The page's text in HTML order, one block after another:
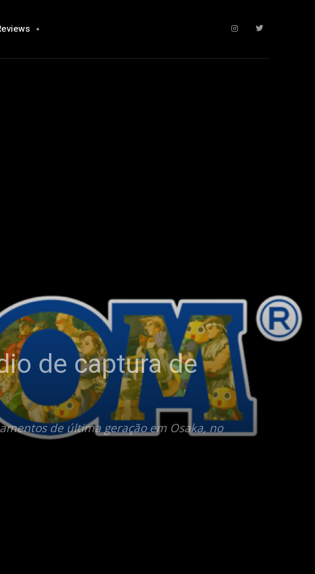
de captura de
de última geração em Osaka, no